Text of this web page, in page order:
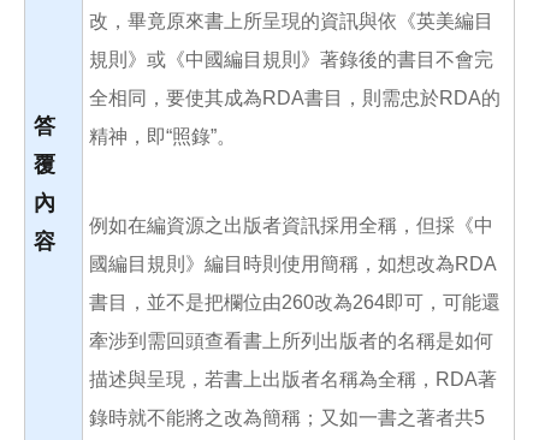
答
覆
內
容
改，畢竟原來書上所呈現的資訊與依《英美編目
規則》或《中國編目規則》著錄後的書目不會完
全相同，要使其成為RDA書目，則需忠於RDA的
精神，即“照錄”。
例如在編資源之出版者資訊採用全稱，但採《中
國編目規則》編目時則使用簡稱，如想改為RDA
書目，並不是把欄位由260改為264即可，可能還
牽涉到需回頭查看書上所列出版者的名稱是如何
描述與呈現，若書上出版者名稱為全稱，RDA著
錄時就不能將之改為簡稱；又如一書之著者共5